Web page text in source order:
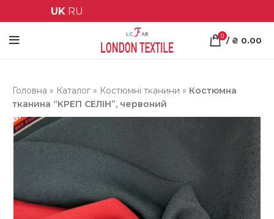
UK RU
0 / ₴ 0.00
Головна » Каталог » Костюмні тканини » Костюмна
тканина “КРЕП СЕЛІН”, червоний